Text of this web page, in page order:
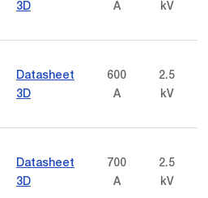
3D A kV
Datasheet
3D
600
A
2.5
kV
Datasheet
3D
700
A
2.5
kV